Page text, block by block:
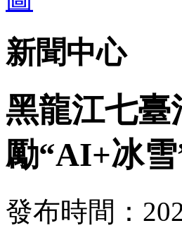
新聞中心
黑龍江七臺
勵“AI+冰雪
發布時間：